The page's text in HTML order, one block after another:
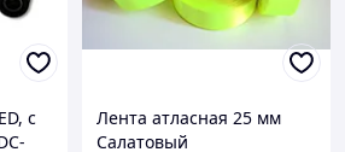
с
Лента атласная 25 мм
Салатовый